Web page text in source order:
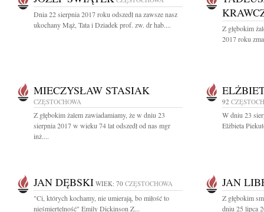
Dnia 22 sierpnia 2017 roku odszedł na zawsze nasz
ukochany Mąż, Tata i Dziadek prof. zw. dr hab....
Z głębokim
2017 roku
MIECZYSŁAW STASIAK
CZĘSTOCHOWA
Z głębokim żalem zawiadamiamy, że w dniu 23
sierpnia 2017 w wieku 74 lat odszedł od nas mgr
inż....
92
W dniu 23
Elżbieta
JAN DĘBSKI WIEK: 70 CZĘSTOCHOWA
"Ci, których kochamy, nie umierają, bo miłość to
nieśmiertelność" Emily Dickinson Z...
JAN
Z głębokim
dniu 25 lipca